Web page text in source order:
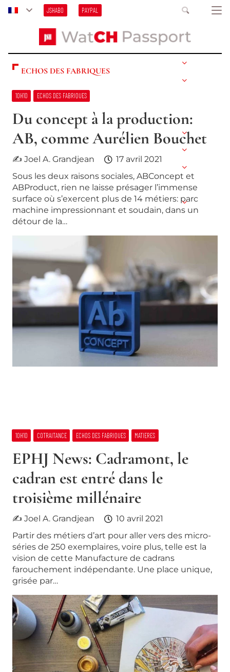
JSHABO PAYPAL
ECHOS DES FABRIQUES
10H10 ECHOS DES FABRIQUES
Du concept à la production:
AB, comme Aurélien Bouchet
✍ Joel A. Grandjean
17 avril 2021
Sous les deux raisons sociales, ABConcept et
ABProduct, rien ne laisse présager l’immense
surface où s’exercent plus de 14 métiers: parc
machine impressionnant et soudain, dans un
détour de la…
10H10 COTRAITANCE ECHOS DES FABRIQUES MATIERES
EPHJ News: Cadramont, le
cadran est entré dans le
troisième millénaire
✍ Joel A. Grandjean
10 avril 2021
Partir des métiers d’art pour aller vers des micro-
séries de 250 exemplaires, voire plus, telle est la
vision de cette Manufacture de cadrans
farouchement indépendante. Une place unique,
grisée par…